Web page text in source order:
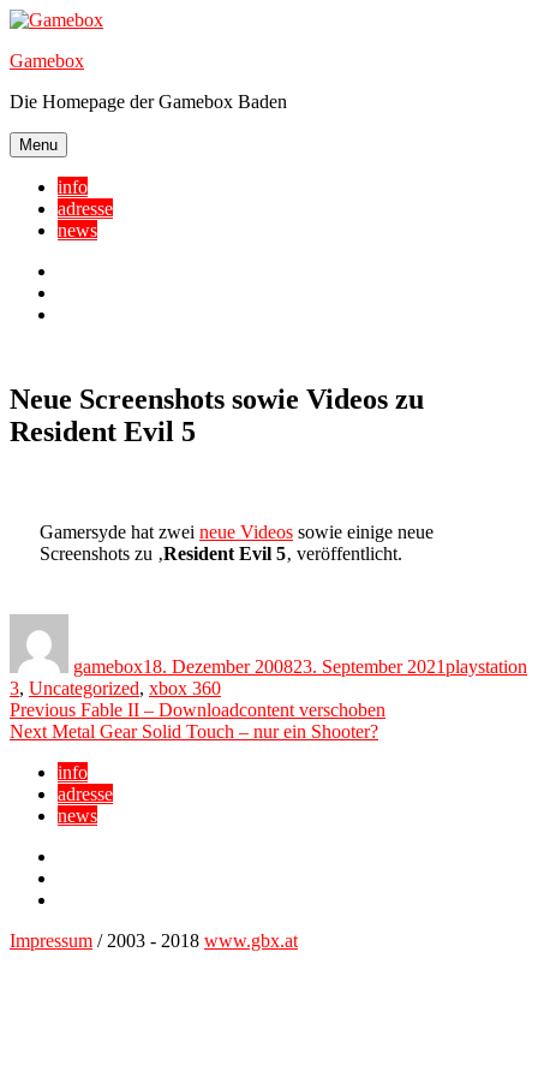
Skip
content
Gamebox
Die Homepage der Gamebox Baden
Menu
info
adresse
news
Neue Screenshots sowie Videos zu
Resident Evil 5
Gamersyde hat zwei neue Videos sowie einige neue
Screenshots zu ‚Resident Evil 5‚ veröffentlicht.
gamebox18. Dezember 200823. September 2021playstation
3, Uncategorized, xbox 360
Beitragsnavigation
Previous Previous
post:
Fable II – Downloadcontent verschoben
Next Next
Metal Gear Solid Touch – nur ein Shooter?
info
adresse
news
Impressum / 2003 - 2018 www.gbx.at